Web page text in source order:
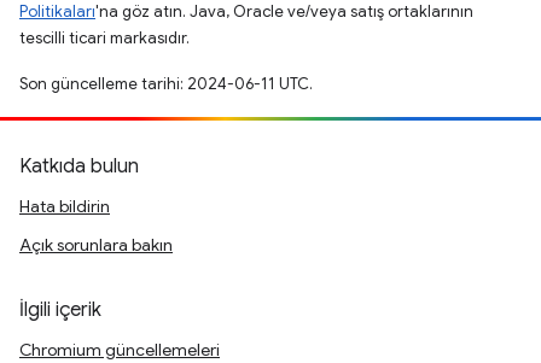
Politikaları'na göz atın. Java, Oracle ve/veya satış ortaklarının
tescilli ticari markasıdır.
Son güncelleme tarihi: 2024-06-11 UTC.
Katkıda bulun
Hata bildirin
Açık sorunlara bakın
İlgili içerik
Chromium güncellemeleri